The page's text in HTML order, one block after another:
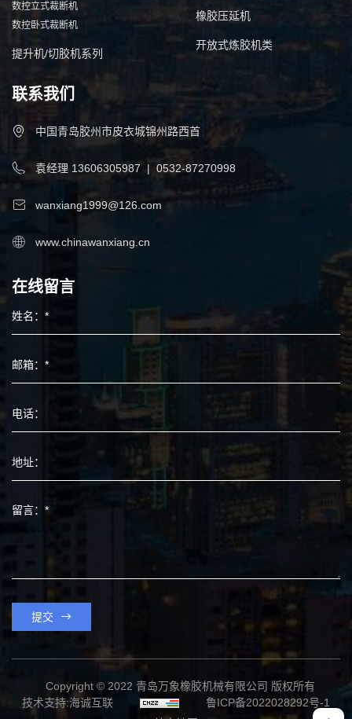
数控立式裁断机
数控卧式裁断机
提升机/切胶机系列
橡胶压延机
开放式炼胶机类
联系我们
中国青岛胶州市皮衣城锦州路西首
袁经理 13606305987 | 0532-87270998
wanxiang1999@126.com
www.chinawanxiang.cn
在线留言
提交
Copyright © 2022 青岛万象橡胶机械有限公司 版权所有
技术支持:海诚互联
鲁ICP备2022028292号-1